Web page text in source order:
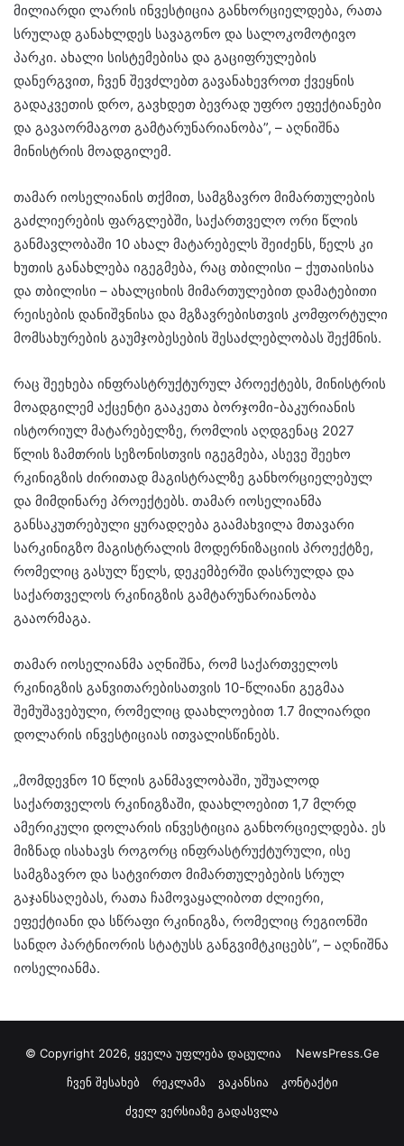
მილიარდი ლარის ინვესტიცია განხორციელდება, რათა
სრულად განახლდეს სავაგონო და სალოკომოტივო
პარკი. ახალი სისტემებისა და გაციფრულების
დანერგვით, ჩვენ შევძლებთ გავანახევროთ ქვეყნის
გადაკვეთის დრო, გავხდეთ ბევრად უფრო ეფექტიანები
და გავაორმაგოთ გამტარუნარიანობა”, – აღნიშნა
მინისტრის მოადგილემ.
თამარ იოსელიანის თქმით, სამგზავრო მიმართულების
გაძლიერების ფარგლებში, საქართველო ორი წლის
განმავლობაში 10 ახალ მატარებელს შეიძენს, წელს კი
ხუთის განახლება იგეგმება, რაც თბილისი – ქუთაისისა
და თბილისი – ახალციხის მიმართულებით დამატებითი
რეისების დანიშვნისა და მგზავრებისთვის კომფორტული
მომსახურების გაუმჯობესების შესაძლებლობას შექმნის.
რაც შეეხება ინფრასტრუქტურულ პროექტებს, მინისტრის
მოადგილემ აქცენტი გააკეთა ბორჯომი-ბაკურიანის
ისტორიულ მატარებელზე, რომლის აღდგენაც 2027
წლის ზამთრის სეზონისთვის იგეგმება, ასევე შეეხო
რკინიგზის ძირითად მაგისტრალზე განხორციელებულ
და მიმდინარე პროექტებს. თამარ იოსელიანმა
განსაკუთრებული ყურადღება გაამახვილა მთავარი
სარკინიგზო მაგისტრალის მოდერნიზაციის პროექტზე,
რომელიც გასულ წელს, დეკემბერში დასრულდა და
საქართველოს რკინიგზის გამტარუნარიანობა
გააორმაგა.
თამარ იოსელიანმა აღნიშნა, რომ საქართველოს
რკინიგზის განვითარებისათვის 10-წლიანი გეგმაა
შემუშავებული, რომელიც დაახლოებით 1.7 მილიარდი
დოლარის ინვესტიციას ითვალისწინებს.
„მომდევნო 10 წლის განმავლობაში, უშუალოდ
საქართველოს რკინიგზაში, დაახლოებით 1,7 მლრდ
ამერიკული დოლარის ინვესტიცია განხორციელდება. ეს
მიზნად ისახავს როგორც ინფრასტრუქტურული, ისე
სამგზავრო და სატვირთო მიმართულებების სრულ
გაჯანსაღებას, რათა ჩამოვაყალიბოთ ძლიერი,
ეფექტიანი და სწრაფი რკინიგზა, რომელიც რეგიონში
სანდო პარტნიორის სტატუსს განგვიმტკიცებს”, – აღნიშნა
იოსელიანმა.
© Copyright 2026, ყველა უფლება დაცულია NewsPress.Ge
ჩვენ შესახებ
რეკლამა ვაკანსია
კონტაქტი
ძველ ვერსიაზე გადასვლა